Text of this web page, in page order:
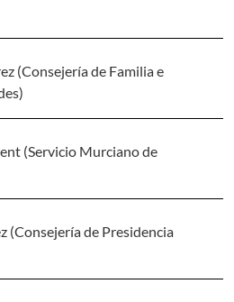
(Consejería de Familia e
(Servicio Murciano de
(Consejería de Presidencia